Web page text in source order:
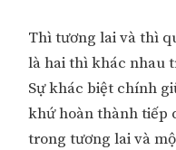
Thì tương lai và thì
là hai thì khác nhau
Sự khác biệt chính
khứ hoàn thành tiếp
trong tương lai và